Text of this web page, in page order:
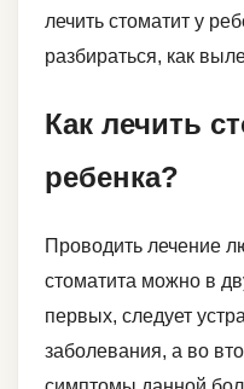
лечить стоматит у
разбираться, как
Как лечить
ребенка?
Проводить лечение
стоматита можно в
первых, следует
заболевания, а во